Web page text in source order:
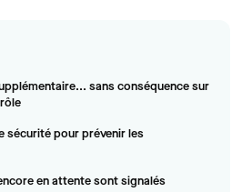
sans conséquence sur
sécurité pour prévenir les
en attente sont signalés